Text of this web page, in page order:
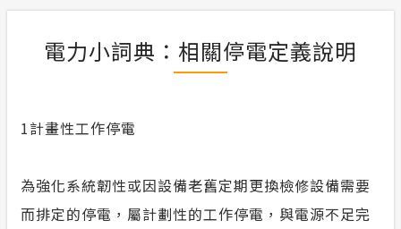
電力小詞典：相關停電定義說明
1計畫性工作停電
為強化系統韌性或因設備老舊定期更換檢修設備需要
而排定的停電，屬計劃性的工作停電，與電源不足完